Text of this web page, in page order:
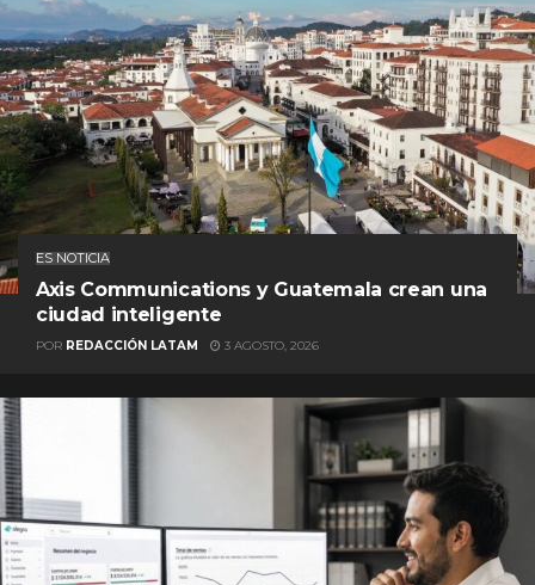
ES NOTICIA
Axis Communications y Guatemala crean una
ciudad inteligente
POR REDACCIÓN LATAM 3 AGOSTO, 2026